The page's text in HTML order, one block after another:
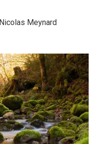
Nicolas Meynard